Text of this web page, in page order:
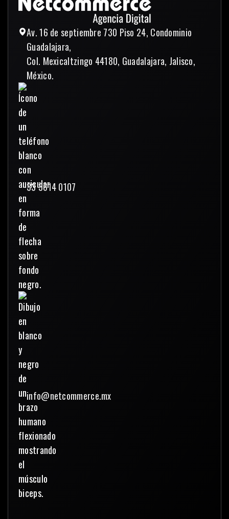
Av. 16 de septiembre 730 Piso 24, Condominio
Guadalajara,
Col. Mexicaltzingo 44180, Guadalajara, Jalisco,
México.
33 3614 0107
info@netcommerce.mx